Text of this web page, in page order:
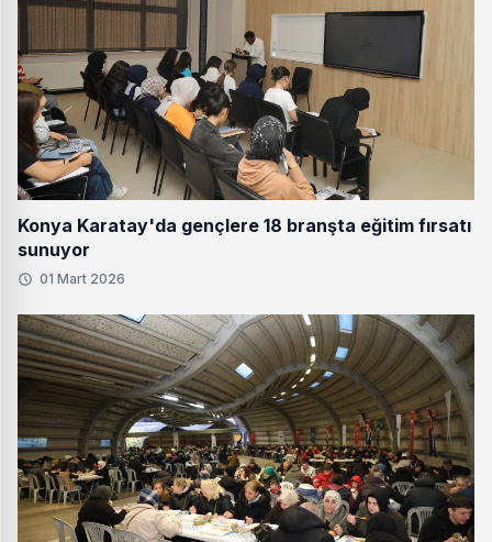
Konya Karatay'da gençlere 18 branşta eğitim fırsatı
sunuyor
01 Mart 2026